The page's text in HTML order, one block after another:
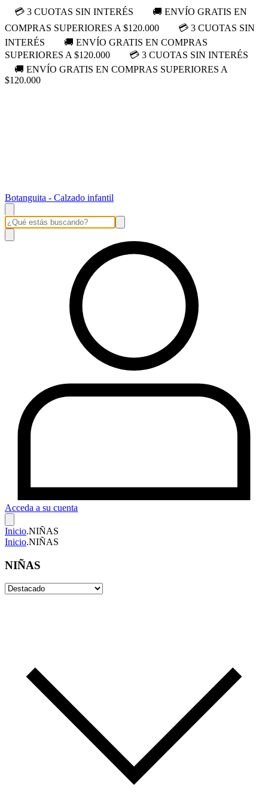
💳 3 CUOTAS SIN INTERÉS
🚚 ENVÍO GRATIS EN
COMPRAS SUPERIORES A $120.000
💳 3 CUOTAS SIN
INTERÉS
🚚 ENVÍO GRATIS EN COMPRAS
SUPERIORES A $120.000
💳 3 CUOTAS SIN INTERÉS
🚚 ENVÍO GRATIS EN COMPRAS SUPERIORES A
$120.000
Botanguita - Calzado infantil
Acceda a su cuenta
Inicio.NIÑAS
Inicio.NIÑAS
NIÑAS